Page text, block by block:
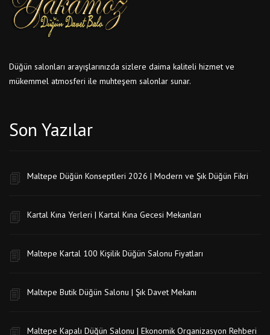
Düğün salonları arayışlarınızda sizlere daima kaliteli hizmet ve
mükemmel atmosferi ile muhteşem salonlar sunar.
Son Yazılar
Maltepe Düğün Konseptleri 2026 | Modern ve Şık Düğün Fikri
Kartal Kına Yerleri | Kartal Kına Gecesi Mekanları
Maltepe Kartal 100 Kişilik Düğün Salonu Fiyatları
Maltepe Butik Düğün Salonu | Şık Davet Mekanı
Maltepe Kapalı Düğün Salonu | Ekonomik Organizasyon Rehberi